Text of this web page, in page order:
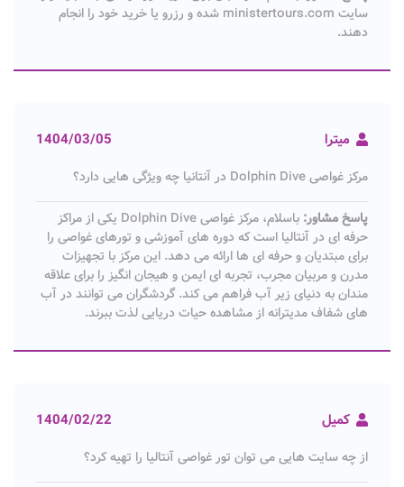
سایت ministertours.com شده و رزرو یا خرید خود را انجام
دهند.
میترا 1404/03/05
مرکز غواصی Dolphin Dive در آنتانیا چه ویژگی هایی دارد؟
پاسخ مشاور:
باسلام، مرکز غواصی Dolphin Dive یکی از مراکز
حرفه ای در آنتالیا است که دوره های آموزشی و تورهای غواصی را
برای مبتدیان و حرفه ای ها ارائه می دهد. این مرکز با تجهیزات
مدرن و مربیان مجرب، تجربه ای ایمن و هیجان انگیز را برای علاقه
مندان به دنیای زیر آب فراهم می کند. گردشگران می توانند در آب
های شفاف مدیترانه از مشاهده حیات دریایی لذت ببرند.
کمیل 1404/02/22
از چه سایت هایی می توان تور غواصی آنتالیا را تهیه کرد؟